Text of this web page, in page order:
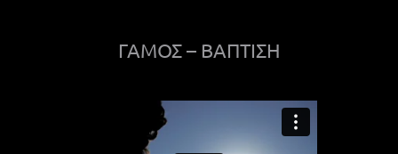
ΓΑΜΟΣ – ΒΑΠΤΙΣΗ